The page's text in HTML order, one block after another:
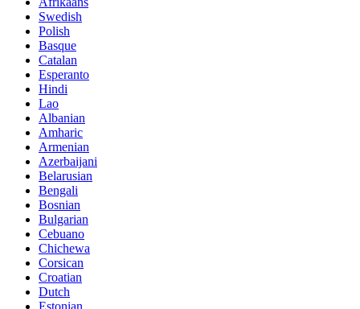
Swedish
Polish
Basque
Catalan
Esperanto
Hindi
Lao
Albanian
Amharic
Armenian
Azerbaijani
Belarusian
Bengali
Bosnian
Bulgarian
Cebuano
Chichewa
Corsican
Croatian
Dutch
Estonian